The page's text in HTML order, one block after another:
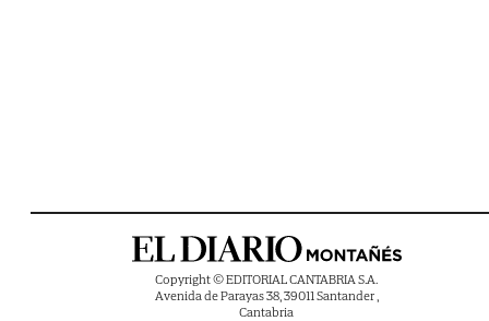
Copyright © EDITORIAL CANTABRIA S.A.
Avenida de Parayas 38, 39011 Santander ,
Cantabria